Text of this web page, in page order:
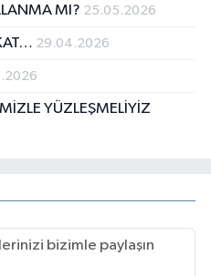
MI? 25.05.2026
29.04.2026
YÜZLEŞMELİYİZ